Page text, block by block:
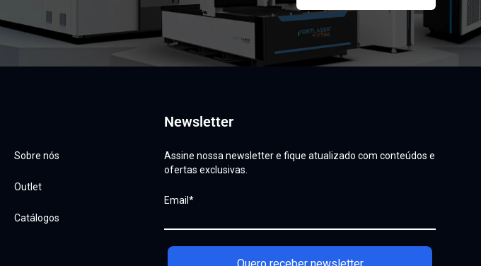
Sobre nós
Outlet
Catálogos
Newsletter
Assine nossa newsletter e fique atualizado com conteúdos e
ofertas exclusivas.
Email*
Quero receber newsletter